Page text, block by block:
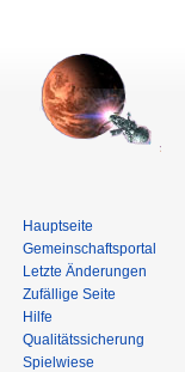
Hauptseite
Gemeinschaftsportal
Letzte Änderungen
Zufällige Seite
Hilfe
Qualitätssicherung
Spielwiese